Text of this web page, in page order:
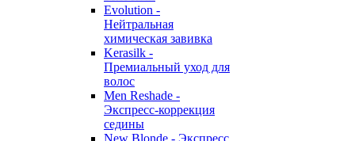
Evolution -
Нейтральная
химическая завивка
Kerasilk -
Премиальный уход для
волос
Men Reshade -
Экспресс-коррекция
седины
New Blonde - Экспресс